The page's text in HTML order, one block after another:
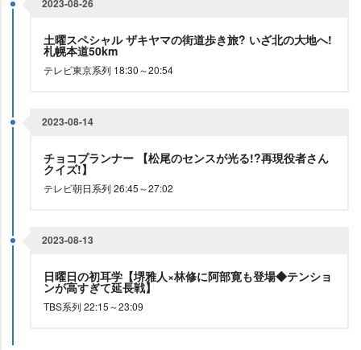
2023-08-26
土曜スペシャル ザキヤマの街道歩き旅? いざ北の大地へ!
札幌本道50km
テレビ東京系列 18:30～20:54
2023-08-14
チョコプランナー 【松尾のセンスが光る!?再現役者さん
クイズ!】
テレビ朝日系列 26:45～27:02
2023-08-13
日曜日の初耳学【堺雅人×林修に阿部寛も登場◆テンショ
ンが高すぎて延長戦】
TBS系列 22:15～23:09